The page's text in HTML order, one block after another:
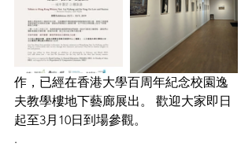
作，已經在香港大學百周年紀念校園逸
夫教學樓地下藝廊展出。 歡迎大家即日
起至3月10日到場參觀。
.